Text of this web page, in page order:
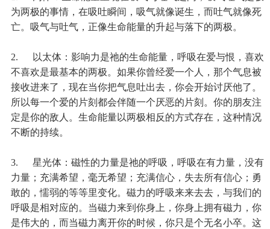
为两极的事情，在吸吐瞬间，吸气就像诞生，而吐气就像死
亡。吸气与吐气，正像生命能量的升起与落下的两极。
2. 以太体：影响力是祂的生命能量，呼吸在爱与恨，喜欢
不喜欢是最基本的两极。如果你曾经爱一个人，那个气息被
接收进来了，现在当你把气息吐出去，你会开始讨厌他了。
所以每一个爱的片刻都会伴随一个厌恶的片刻。你的朋友注
定是你的敌人。生命能量以两极相反的方式存在，这种情况
不断的持续。
3. 星光体：磁性的力量是祂的呼吸，呼吸在有力量，没有
力量；充满希望，毫无希望；充满信心，失去所有信心；勇
敢的，懦弱的等等里变化。磁力的呼吸来来去去，与我们的
呼吸是相对应的。当磁力来到你身上，你身上拥有磁力，你
是伟大的，而当磁力离开你的时候，你只是个无名小卒。这